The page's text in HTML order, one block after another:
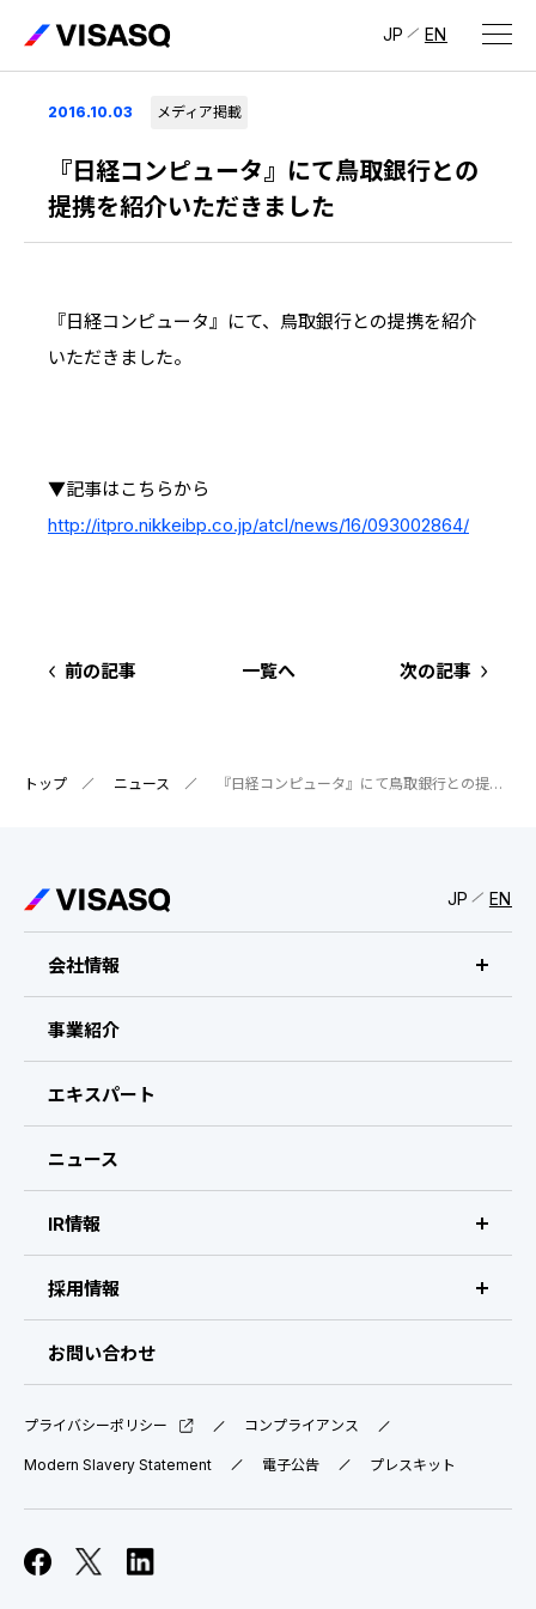
JP EN
会社情報
ビザスクについて
CEOメッセージ
IR情報
IRライブラリ
IRスケジュール
免責事項
採用サイト（日本）
中途採用：開発職・デザイナー職
2016.10.03 メディア掲載
『日経コンピュータ』にて鳥取銀行との
提携を紹介いただきました
『日経コンピュータ』にて、鳥取銀行との提携を紹介
いただきました。
▼記事はこちらから
http://itpro.nikkeibp.co.jp/atcl/news/16/093002864/
前の記事 一覧へ 次の記事
トップ ニュース 『日経コンピュータ』にて鳥取銀行との提携を紹介いただきました
JP EN
会社情報
ビザスクについて
CEOメッセージ
会社概要・拠点
事業紹介
エキスパート
ニュース
IR情報
IR情報 トップ
IRライブラリ
業績ハイライト
株式について
コーポレート・ガバナンス
採用情報
採用サイト（日本）
中途採用：ビジネス職・コーポレート職
お問い合わせ
プライバシーポリシー コンプライアンス
Modern Slavery Statement 電子公告 プレスキット